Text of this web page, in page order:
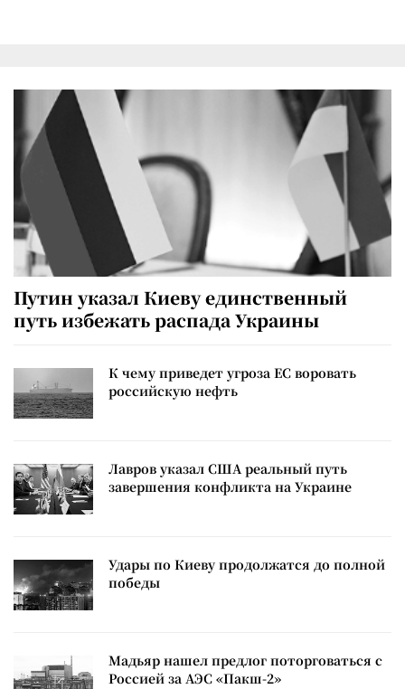
Путин указал Киеву единственный
путь избежать распада Украины
К чему приведет угроза ЕС воровать
российскую нефть
Лавров указал США реальный путь
завершения конфликта на Украине
Удары по Киеву продолжатся до полной
победы
Мадьяр нашел предлог поторговаться с
Россией за АЭС «Пакш-2»